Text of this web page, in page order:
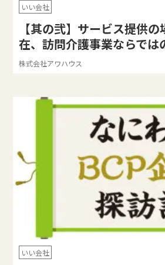
いい会社
【其の弐】サービス提供
在、訪問介護事業ならでは
株式会社アワハウス
いい会社